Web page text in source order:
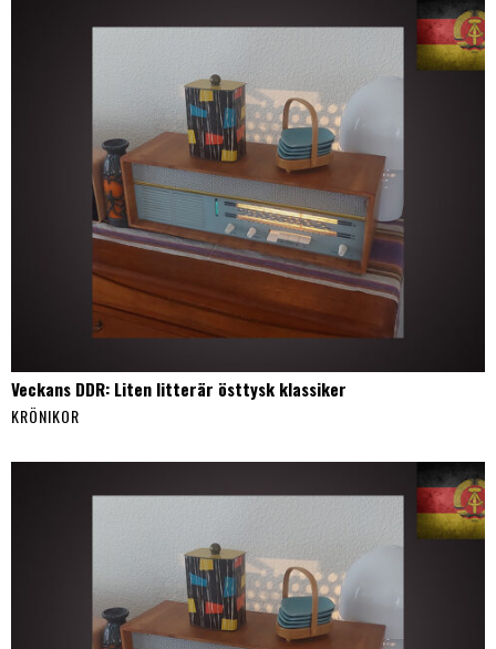
Veckans DDR: Liten litterär östtysk klassiker
KRÖNIKOR